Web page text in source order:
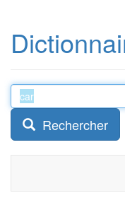
Rechercher